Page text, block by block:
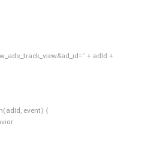
+ adId +
event) {